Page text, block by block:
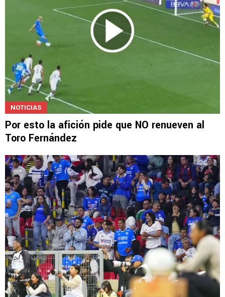
NOTICIAS
Por esto la afición pide que NO renueven al
Toro Fernández